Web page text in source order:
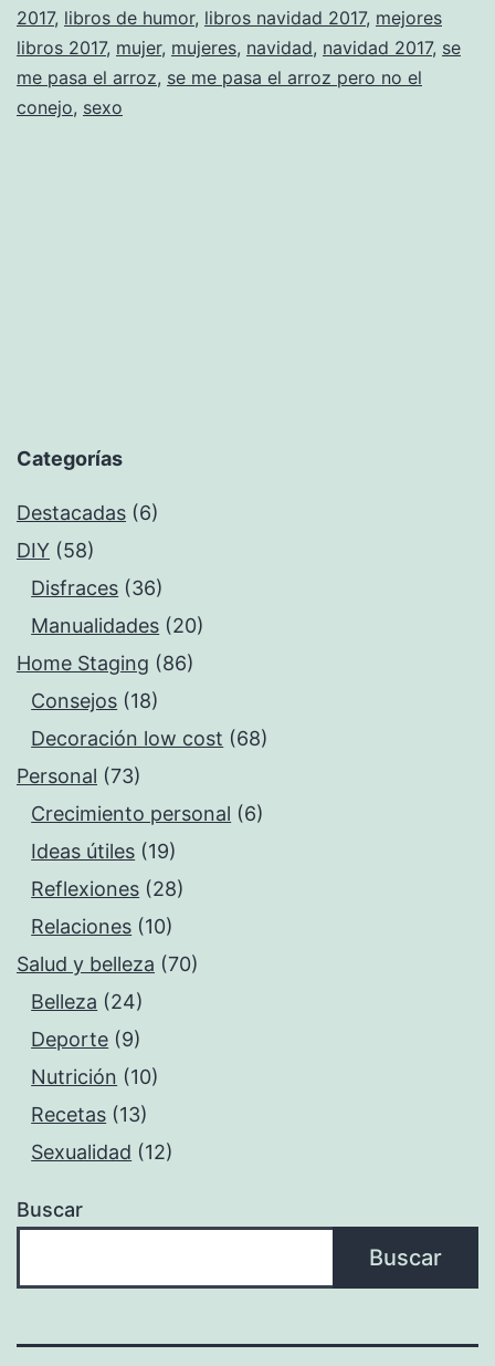
2017, libros de humor, libros navidad 2017, mejores
libros 2017, mujer, mujeres, navidad, navidad 2017, se
me pasa el arroz, se me pasa el arroz pero no el
conejo, sexo
Categorías
Destacadas (6)
DIY (58)
Disfraces (36)
Manualidades (20)
Home Staging (86)
Consejos (18)
Decoración low cost (68)
Personal (73)
Crecimiento personal (6)
Ideas útiles (19)
Reflexiones (28)
Relaciones (10)
Salud y belleza (70)
Belleza (24)
Deporte (9)
Nutrición (10)
Recetas (13)
Sexualidad (12)
Buscar
Buscar